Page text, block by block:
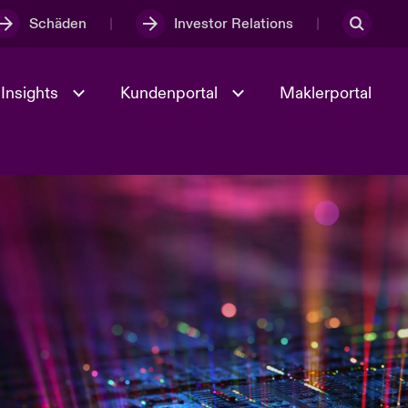
Schäden Investor Relations
Kultur und Werte
Veranstaltungen
Full Spectrum Cyber
Kundenportal Maklerportal